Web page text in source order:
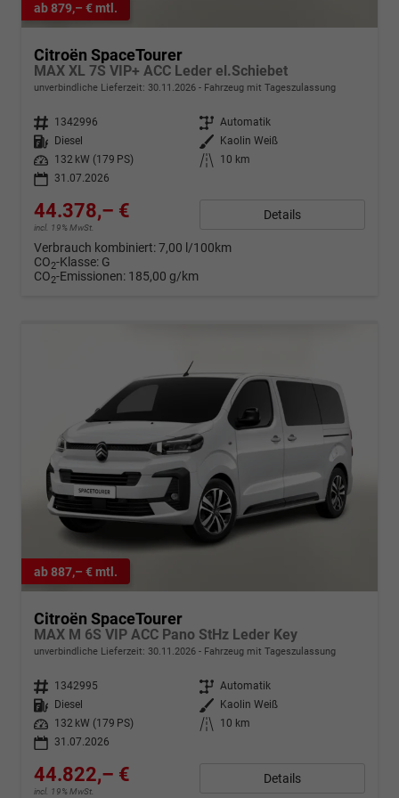
ab 879,– € mtl.
Citroën SpaceTourer
MAX XL 7S VIP+ ACC Leder el.Schiebet
unverbindliche Lieferzeit: 30.11.2026 Fahrzeug mit Tageszulassung
Fahrzeugnr. 1342996 Getriebe Automatik
Kraftstoff
Diesel Außenfarbe
Kaolin Weiß
Leistung
132 kW (179 PS) Kilometerstand
10 km
31.07.2026
44.378,– €
incl. 19% MwSt.
Details
Verbrauch kombiniert:7,00 l/100km
CO2-Klasse: G
CO2-Emissionen: 185,00 g/km
ab 887,– € mtl.
Citroën SpaceTourer
MAX M 6S VIP ACC Pano StHz Leder Key
unverbindliche Lieferzeit: 30.11.2026 Fahrzeug mit Tageszulassung
Fahrzeugnr. 1342995 Getriebe Automatik
Kraftstoff
Diesel Außenfarbe
Kaolin Weiß
Leistung
132 kW (179 PS) Kilometerstand
10 km
31.07.2026
44.822,– €
incl. 19% MwSt.
Details